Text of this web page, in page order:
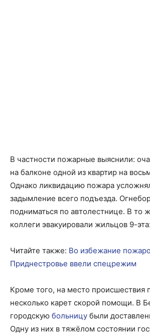
В частности пожарные выяснили:
на балконе одной из квартир на
Однако ликвидацию пожара
задымление всего подъезда.
подниматься по автолестнице. В то
коллеги эвакуировали жильцов 9-
Читайте также: Во избежание
Приднестровье ввели спецрежим
Кроме того, на место происшествия
несколько карет скорой помощи. В
городскую больницу были
Одну из них в тяжёлом состоянии